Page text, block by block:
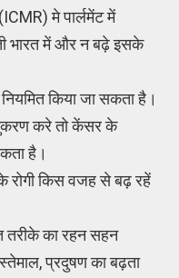
मे पार्लमेंट में
भारत में और न बढ़े इसके
किया जा सकता है।
करे तो केंसर के
है।
रोगी किस वजह से बढ़ रहें
का रहन सहन
प्रदुषण का बढ़ता